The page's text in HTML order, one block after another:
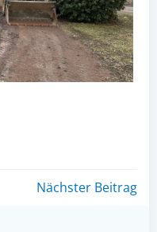
PostNächster Beitrag